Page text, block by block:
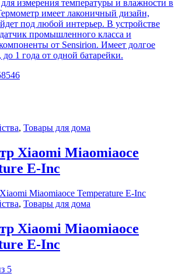
измерения температуры и влажности в
имеет лаконичный дизайн,
под любой интерьер. В устройстве
промышленного класса и
от Sensirion. Имеет долгое
1 года от одной батарейки.
, Товары для дома
Xiaomi Miaomiaoce
E-Inc
, Товары для дома
Xiaomi Miaomiaoce
E-Inc
5